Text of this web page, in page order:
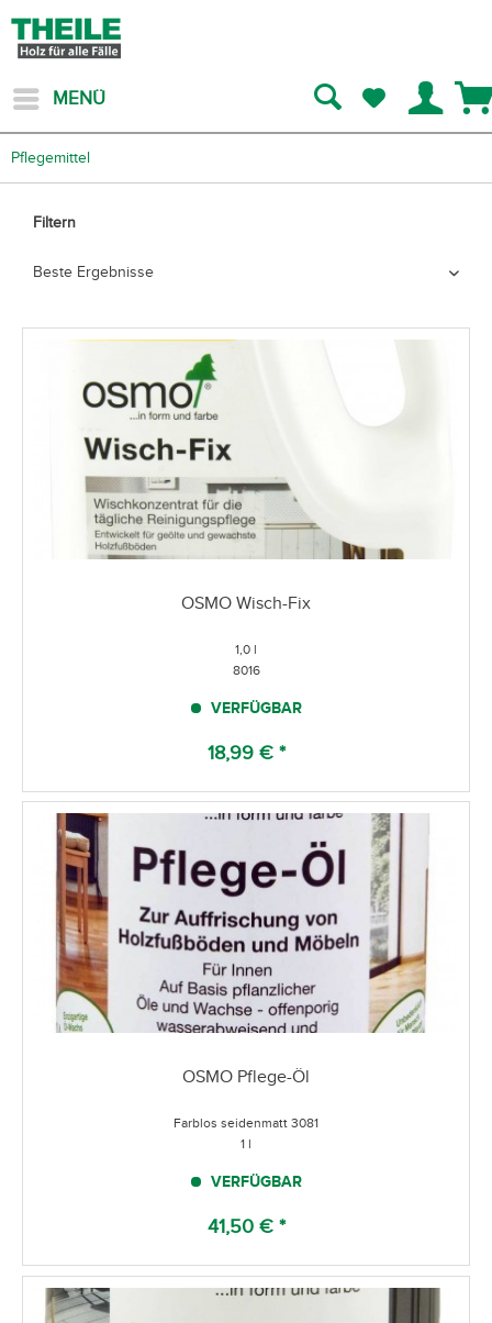
MENÜ
Pflegemittel
Filtern
OSMO Wisch-Fix
1,0 l
8016
VERFÜGBAR
18,99 € *
OSMO Pflege-Öl
Farblos seidenmatt 3081
1 l
VERFÜGBAR
41,50 € *